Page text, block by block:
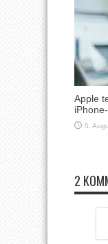
Apple
5.
2